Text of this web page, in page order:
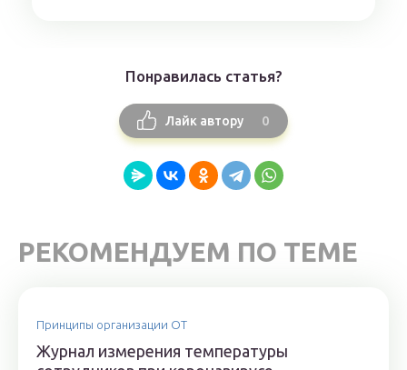
Понравилась статья?
Лайк автору 0
РЕКОМЕНДУЕМ ПО ТЕМЕ
Принципы организации ОТ
Журнал измерения температуры